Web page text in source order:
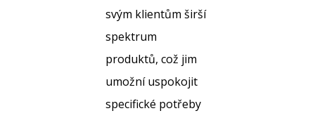
svým klientům širší
spektrum
produktů, což jim
umožní uspokojit
specifické potřeby